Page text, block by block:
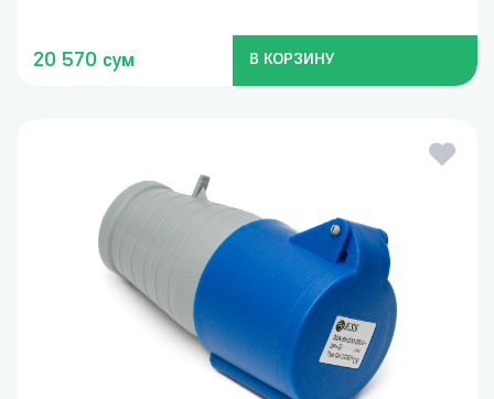
20 570 сум В КОРЗИНУ